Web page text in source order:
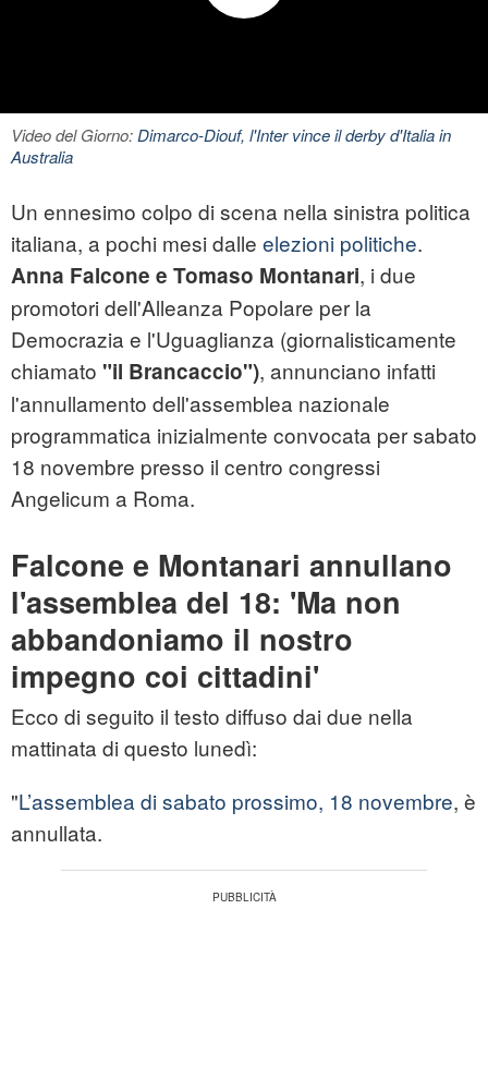
Video del Giorno:Dimarco-Diouf, l'Inter vince il derby d'Italia in
Australia
Un ennesimo colpo di scena nella sinistra politica
italiana, a pochi mesi dalle elezioni politiche.
Anna Falcone e Tomaso Montanari, i due
promotori dell'Alleanza Popolare per la
Democrazia e l'Uguaglianza (giornalisticamente
chiamato "il Brancaccio"), annunciano infatti
l'annullamento dell'assemblea nazionale
programmatica inizialmente convocata per sabato
18 novembre presso il centro congressi
Angelicum a Roma.
Falcone e Montanari annullano
l'assemblea del 18: 'Ma non
abbandoniamo il nostro
impegno coi cittadini'
Ecco di seguito il testo diffuso dai due nella
mattinata di questo lunedì:
"L’assemblea di sabato prossimo, 18 novembre, è
annullata.